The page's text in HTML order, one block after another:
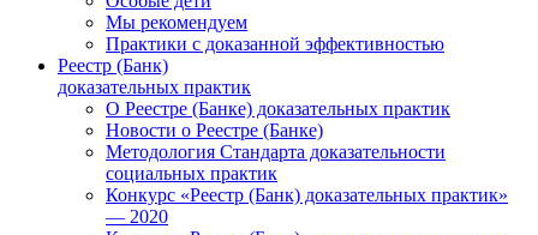
Мы рекомендуем
Практики с доказанной эффективностью
Реестр (Банк)
доказательных практик
О Реестре (Банке) доказательных практик
Новости о Реестре (Банке)
Методология Стандарта доказательности
социальных практик
Конкурс «Реестр (Банк) доказательных практик»
— 2020